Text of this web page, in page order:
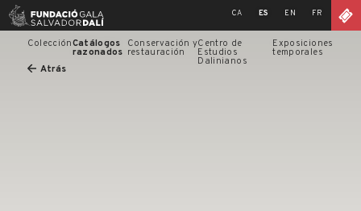
Skip
CA ES EN FR
ColecciónCatálogos
razonados
Conservación y
restauración
Centro de
Estudios
Dalinianos
Exposiciones
temporales
Atrás